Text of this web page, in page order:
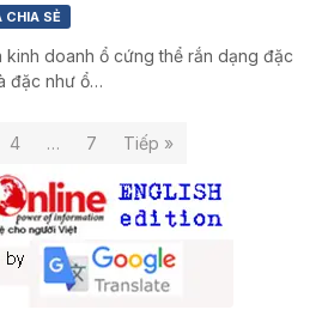
CHIA SẺ
kinh doanh ổ cứng thể rắn dạng đặc
đặc như ổ…
4 … 7 Tiếp »